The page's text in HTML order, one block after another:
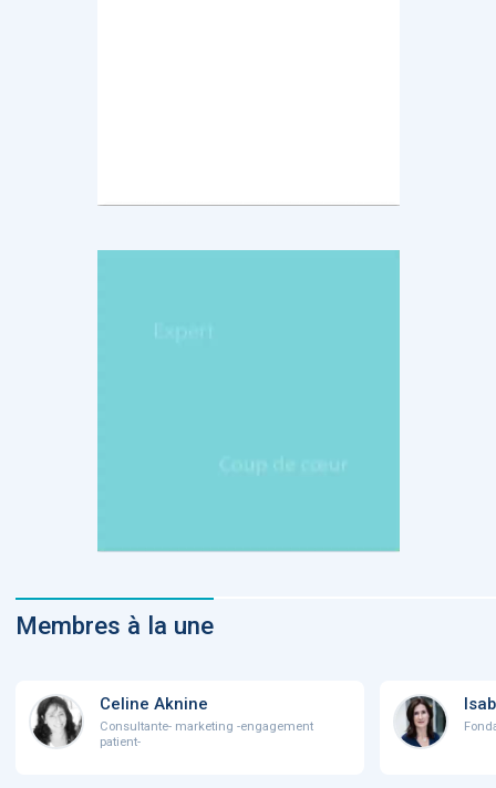
Membres à la une
Celine Aknine
Consultante- marketing -engagement
patient-